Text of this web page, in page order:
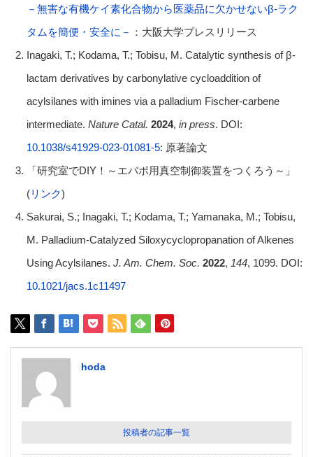
－無害な有機ケイ素化合物から医薬品に欠かせないβ-ラク
タムを簡便・安全に－ ：大阪大学プレスリリース
Inagaki, T.; Kodama, T.; Tobisu, M. Catalytic synthesis of β-
lactam derivatives by carbonylative cycloaddition of
acylsilanes with imines via a palladium Fischer-carbene
intermediate. Nature Catal. 2024, in press. DOI:
10.1038/s41929-023-01081-5: 原著論文
「研究室でDIY！～エバポ用真空制御装置をつくろう～」
(リンク)
Sakurai, S.; Inagaki, T.; Kodama, T.; Yamanaka, M.; Tobisu,
M. Palladium-Catalyzed Siloxycyclopropanation of Alkenes
Using Acylsilanes. J. Am. Chem. Soc. 2022, 144, 1099. DOI:
10.1021/jacs.1c11497
hoda
投稿者の記事一覧